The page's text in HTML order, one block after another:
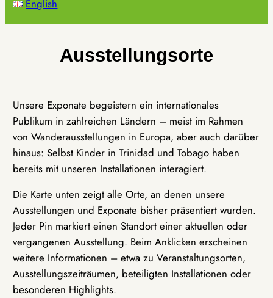
English
Ausstellungsorte
Unsere Exponate begeistern ein internationales
Publikum in zahlreichen Ländern – meist im Rahmen
von Wanderausstellungen in Europa, aber auch darüber
hinaus: Selbst Kinder in Trinidad und Tobago haben
bereits mit unseren Installationen interagiert.
Die Karte unten zeigt alle Orte, an denen unsere
Ausstellungen und Exponate bisher präsentiert wurden.
Jeder Pin markiert einen Standort einer aktuellen oder
vergangenen Ausstellung. Beim Anklicken erscheinen
weitere Informationen – etwa zu Veranstaltungsorten,
Ausstellungszeiträumen, beteiligten Installationen oder
besonderen Highlights.